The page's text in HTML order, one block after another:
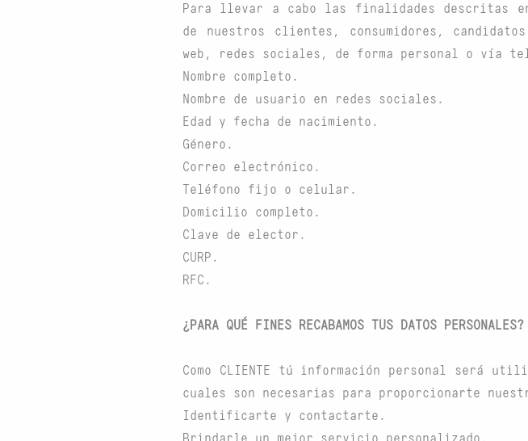
Para llevar a cabo las finalidades descritas
de nuestros clientes, consumidores,
web, redes sociales, de forma personal o vía
Nombre completo.
Nombre de usuario en redes sociales.
Edad y fecha de nacimiento.
Género.
Correo electrónico.
Teléfono fijo o celular.
Domicilio completo.
Clave de elector.
CURP.
RFC.
¿PARA QUÉ FINES RECABAMOS TUS DATOS PERSONALES?
Como CLIENTE tú información personal será
cuales son necesarias para proporcionarte
Identificarte y contactarte.
Brindarle un mejor servicio personalizado.